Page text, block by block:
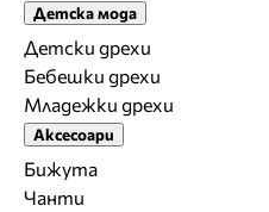
Детска мода
Детски дрехи
Бебешки дрехи
Младежки дрехи
Аксесоари
Бижута
Чанти